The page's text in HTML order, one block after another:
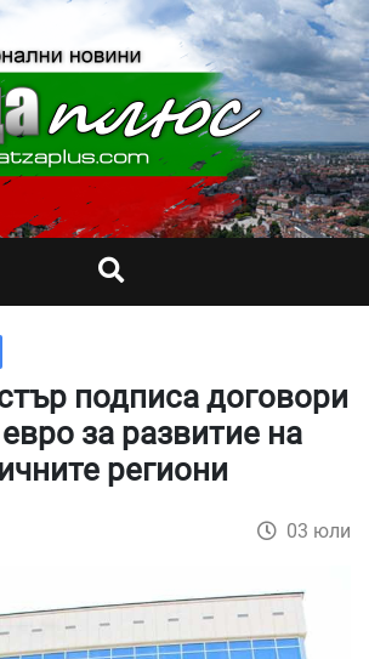
подписа договори
за развитие на
региони
03 юли